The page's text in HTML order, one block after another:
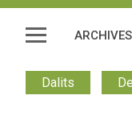
ARCHIVES
Dalits